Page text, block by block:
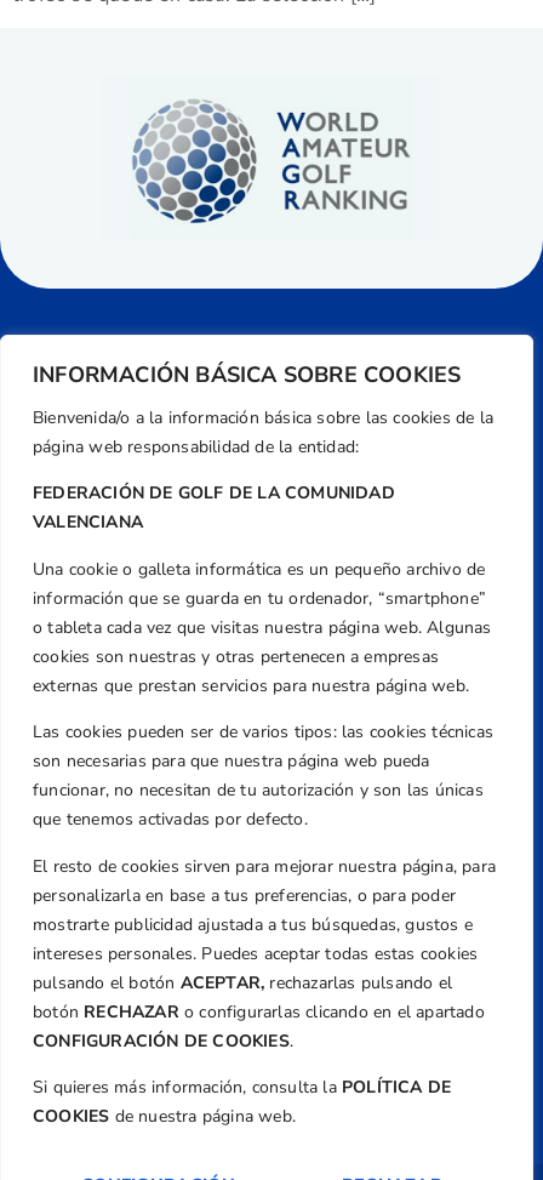
INFORMACIÓN BÁSICA SOBRE COOKIES
Bienvenida/o a la información básica sobre las cookies de la
página web responsabilidad de la entidad:
FEDERACIÓN DE GOLF DE LA COMUNIDAD
VALENCIANA
Una cookie o galleta informática es un pequeño archivo de
información que se guarda en tu ordenador, “smartphone”
o tableta cada vez que visitas nuestra página web. Algunas
cookies son nuestras y otras pertenecen a empresas
externas que prestan servicios para nuestra página web.
Las cookies pueden ser de varios tipos: las cookies técnicas
son necesarias para que nuestra página web pueda
funcionar, no necesitan de tu autorización y son las únicas
que tenemos activadas por defecto.
El resto de cookies sirven para mejorar nuestra página, para
personalizarla en base a tus preferencias, o para poder
mostrarte publicidad ajustada a tus búsquedas, gustos e
intereses personales. Puedes aceptar todas estas cookies
pulsando el botón ACEPTAR, rechazarlas pulsando el
botón RECHAZARo configurarlas clicando en el apartado
CONFIGURACIÓN DE COOKIES.
Si quieres más información, consulta la POLÍTICA DE
COOKIES de nuestra página web.
Dirección
Centre de L´Esport, Carrer d'Isaac Peral i
Caballero, Nº 5, Despachos 2 y 3, 46980,
Valencia
+34 961 367 799
Email
federacion@golfcv.com
Aviso Legal
Política de Privacidad
Transparencia
Normativa
Federación